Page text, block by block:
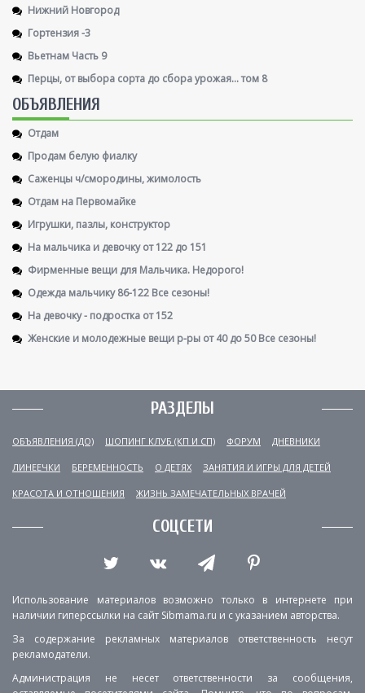
Нижний Новгород
Гортензия -3
Вьетнам Часть 9
Перцы, от выбора сорта до сбора урожая... том 8
ОБЪЯВЛЕНИЯ
Отдам
Продам белую фиалку
Саженцы ч/смородины, жимолость
Отдам на Первомайке
Игрушки, пазлы, конструктор
На мальчика и девочку от 122 до 151
Фирменные вещи для Мальчика. Недорого!
Одежда мальчику 86-122 Все сезоны!
На девочку - подростка от 152
Женские и молодежные вещи р-ры от 40 до 50 Все сезоны!
РАЗДЕЛЫ
ОБЪЯВЛЕНИЯ (ДО) ШОПИНГ КЛУБ (КП И СП) ФОРУМ ДНЕВНИКИ
ЛИНЕЕЧКИ БЕРЕМЕННОСТЬ О ДЕТЯХ ЗАНЯТИЯ И ИГРЫ ДЛЯ ДЕТЕЙ
КРАСОТА И ОТНОШЕНИЯ ЖИЗНЬ ЗАМЕЧАТЕЛЬНЫХ ВРАЧЕЙ
СОЦСЕТИ
Использование материалов возможно только в интернете при
наличии гиперссылки на сайт Sibmama.ru и с указанием авторства.
За содержание рекламных материалов ответственность несут
рекламодатели.
Администрация не несет ответственности за сообщения,